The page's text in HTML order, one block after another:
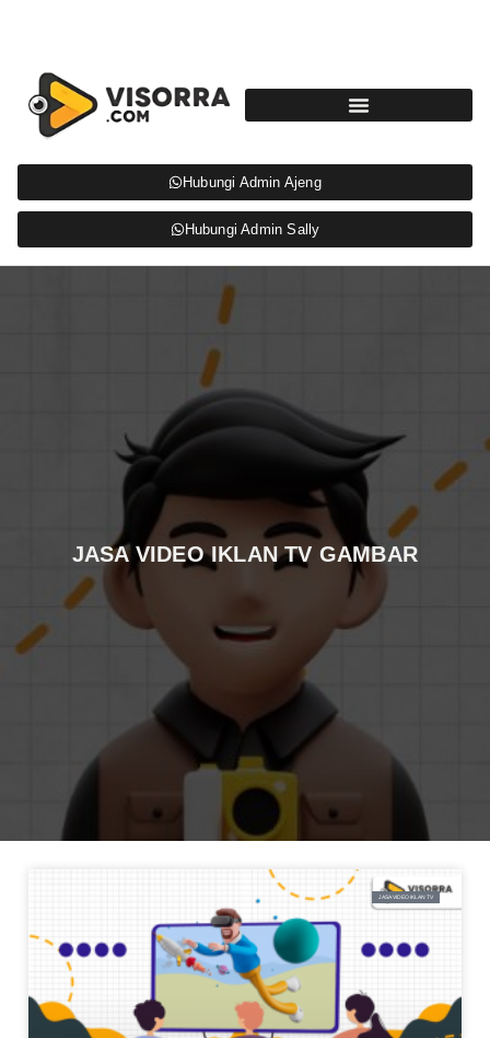
Hubungi Admin Ajeng
Hubungi Admin Sally
JASA VIDEO IKLAN TV GAMBAR
JASA VIDEO IKLAN TV